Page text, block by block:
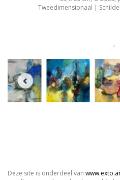
Tweedimensionaal |
..
Deze site is onderdeel van